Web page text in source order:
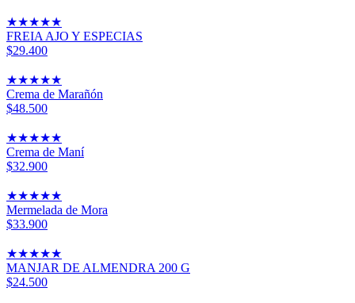
★★★★★
FREIA AJO Y ESPECIAS
$29.400
★★★★★
Crema de Marañón
$48.500
★★★★★
Crema de Maní
$32.900
★★★★★
Mermelada de Mora
$33.900
★★★★★
MANJAR DE ALMENDRA 200 G
$24.500